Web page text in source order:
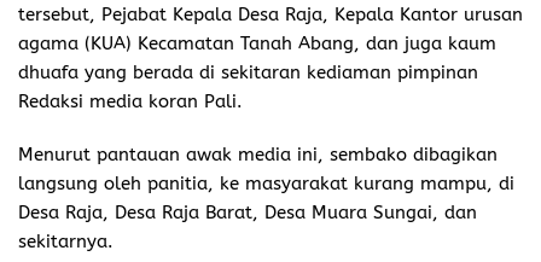
tersebut, Pejabat Kepala Desa Raja, Kepala Kantor urusan
agama (KUA) Kecamatan Tanah Abang, dan juga kaum
dhuafa yang berada di sekitaran kediaman pimpinan
Redaksi media koran Pali.
Menurut pantauan awak media ini, sembako dibagikan
langsung oleh panitia, ke masyarakat kurang mampu, di
Desa Raja, Desa Raja Barat, Desa Muara Sungai, dan
sekitarnya.